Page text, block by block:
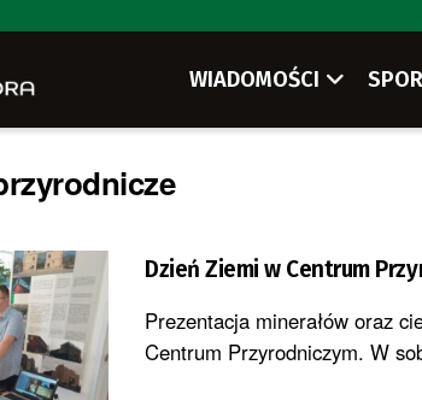
WIADOMOŚCI
Dzień Ziemi w Centrum
Prezentacja minerałów oraz
Centrum Przyrodniczym. W